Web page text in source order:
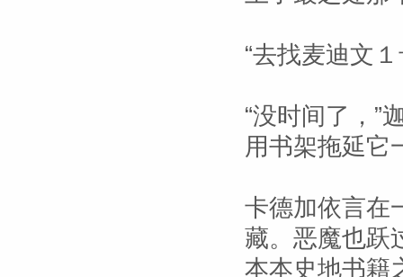
“去找麦迪文
“没时间了，”
用书架拖延它
卡德加依言在
藏。恶魔也跃
本本史地书籍